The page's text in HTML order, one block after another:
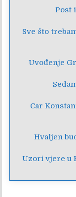
Post
Sve što
Uvođenje
Car
Hvaljen
Uzori vjere u